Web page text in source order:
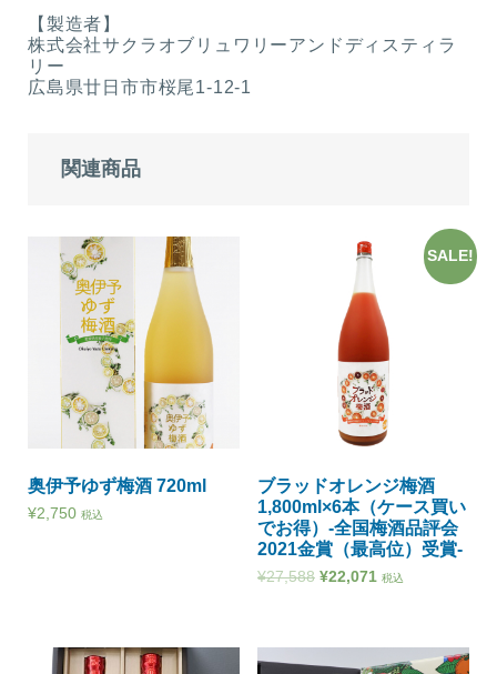
【製造者】
株式会社サクラオブリュワリーアンドディスティラ
リー
広島県廿日市市桜尾1‐12‐1
関連商品
奥伊予ゆず梅酒 720ml
¥2,750 税込
SALE!
ブラッドオレンジ梅酒
1,800ml×6本（ケース買い
でお得）-全国梅酒品評会
2021金賞（最高位）受賞-
¥27,588 ¥22,071 税込